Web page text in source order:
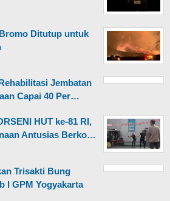
Ditutup untuk
Jembatan
Capai 40 Per…
HUT ke-81 RI,
Antusias Berko…
Trisakti Bung
I GPM Yogyakarta